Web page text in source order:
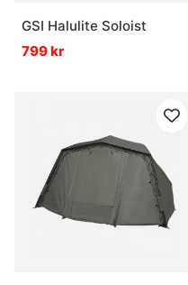
GSI Halulite Soloist
799 kr